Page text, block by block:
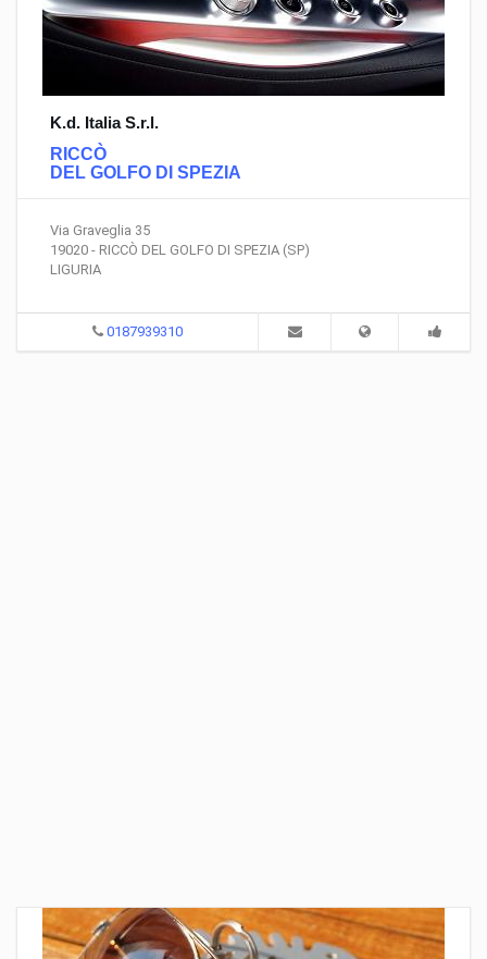
K.d. Italia S.r.l.
RICCÒ
DEL GOLFO DI SPEZIA
Via Graveglia 35
19020 - RICCÒ DEL GOLFO DI SPEZIA (SP)
LIGURIA
0187939310